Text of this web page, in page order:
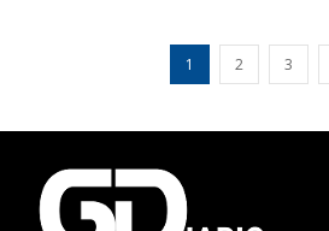
1 2 3